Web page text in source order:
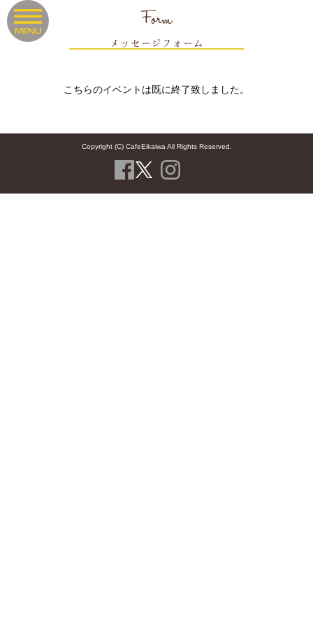
Form
メッセージフォーム
こちらのイベントは既に終了致しました。
Copyright (C) CafeEikaiwa All Rights Reserved.